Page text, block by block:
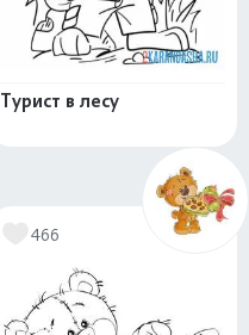
Турист в лесу
466